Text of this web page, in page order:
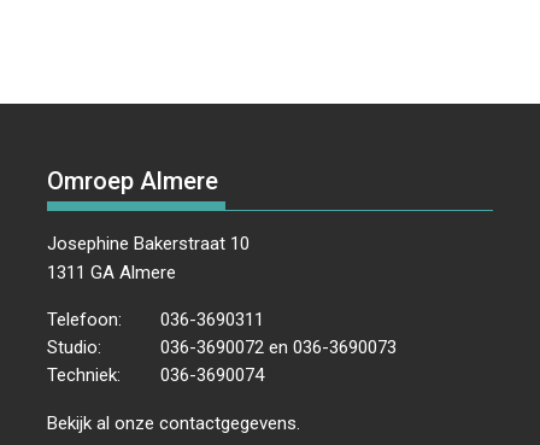
Omroep Almere
Josephine Bakerstraat 10
1311 GA Almere
Telefoon:
036-3690311
Studio:
036-3690072 en 036-3690073
Techniek:
036-3690074
Bekijk al onzecontactgegevens